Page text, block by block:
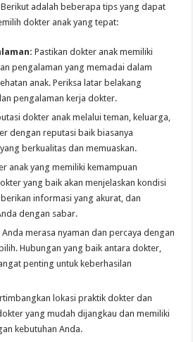
adalah beberapa tips yang dapat
dokter anak yang tepat:
Pastikan dokter anak memiliki
pengalaman yang memadai dalam
anak. Periksa latar belakang
pengalaman kerja dokter.
dokter anak melalui teman, keluarga,
dengan reputasi baik biasanya
berkualitas dan memuaskan.
anak yang memiliki kemampuan
yang baik akan menjelaskan kondisi
informasi yang akurat, dan
dengan sabar.
Anda merasa nyaman dan percaya dengan
Hubungan yang baik antara dokter,
penting untuk keberhasilan
lokasi praktik dokter dan
yang mudah dijangkau dan memiliki
kebutuhan Anda.